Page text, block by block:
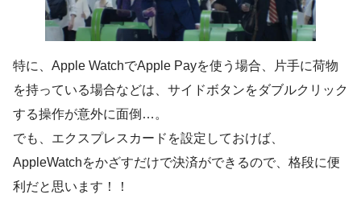
特に、Apple WatchでApple Payを使う場合、片手に荷物
を持っている場合などは、サイドボタンをダブルクリック
する操作が意外に面倒…。
でも、エクスプレスカードを設定しておけば、
AppleWatchをかざすだけで決済ができるので、格段に便
利だと思います！！